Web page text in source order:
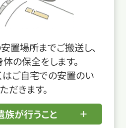
置場所までご搬送し、
の保全をします。
はご自宅での安置のい
だきます。
族が行うこと